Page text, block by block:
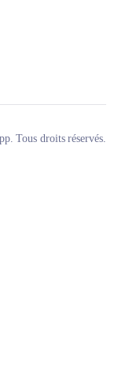
Tous droits réservés.